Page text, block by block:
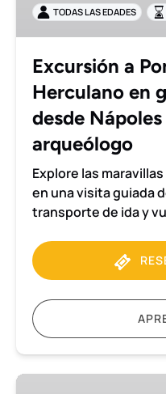
grupo
desde
Nápoles
con
guía
arqueólogo
TODAS LAS EDADES
Excursión a
Herculano en
desde
arqueólogo
Explore las
en una visita guiada
transporte de ida y
Excursión